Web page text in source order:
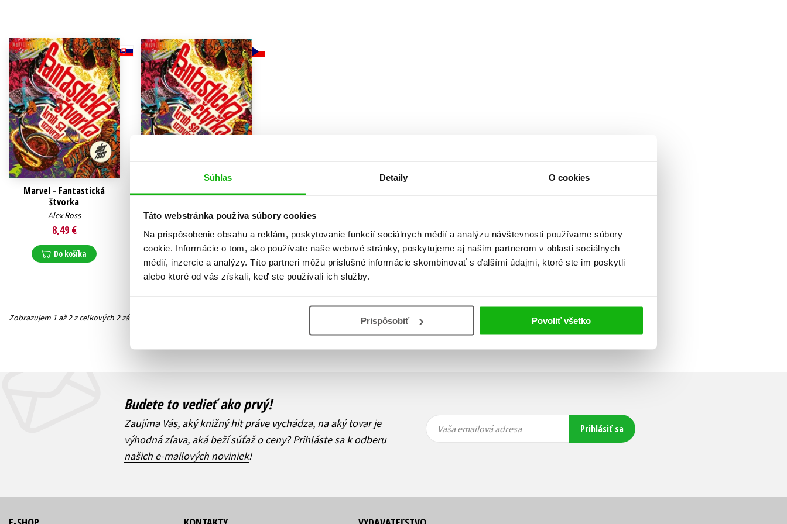
Súhlas Detaily O cookies
Táto webstránka používa súbory cookies
Na prispôsobenie obsahu a reklám, poskytovanie funkcií sociálnych médií a analýzu návštevnosti používame súbory
cookie. Informácie o tom, ako používate naše webové stránky, poskytujeme aj našim partnerom v oblasti sociálnych
médií, inzercie a analýzy. Títo partneri môžu príslušné informácie skombinovať s ďalšími údajmi, ktoré ste im poskytli
alebo ktoré od vás získali, keď ste používali ich služby.
Prispôsobiť Povoliť všetko
Beletria pre deti
Beletria pre dospelých
Jazyky
Kalendáre, diáre
Kariéra a osobný rozvoj
Marvel - Fantastická
štvorka
Alex Ross
8,49 €
Do košíka
Marvel - Fantastická čtyřka
8,49 €
Do košíka
Zobraz záznamov
Zobrazujem 1 až 2 z celkových 2 záznamov
Ďalší
Budete to vedieť ako prvý!
Zaujíma Vás, aký knižný hit práve vychádza, na aký tovar je
výhodná zľava, aká beží súťaž o ceny?Prihláste sa k odberu
našich e-mailových noviniek!
Vaša
emailová
Vaša
emailová
Vaša emailová adresa Prihlásiť sa